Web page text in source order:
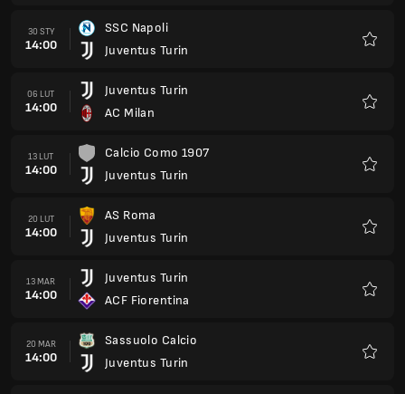
30 STY
14:00
SSC Napoli
Juventus Turin
06 LUT
14:00
Juventus Turin
AC Milan
13 LUT
14:00
Calcio Como 1907
Juventus Turin
20 LUT
14:00
AS Roma
Juventus Turin
13 MAR
14:00
Juventus Turin
ACF Fiorentina
20 MAR
14:00
Sassuolo Calcio
Juventus Turin